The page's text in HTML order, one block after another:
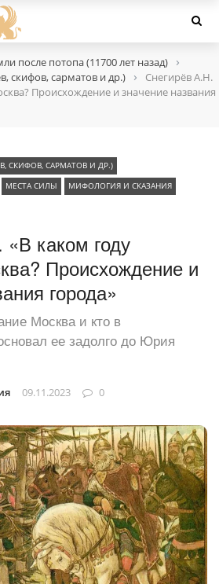
после потопа (11700 лет назад) ›
скифов, сарматов и др.) ›
Снегирёв А.Н.
Происхождение и значение названия
СКИФОВ, САРМАТОВ И ДР.)
МЕСТА СИЛЫ
МИФОЛОГИЯ И СКАЗАНИЯ
каком году
Происхождение и
города»
Москва и кто в
ее задолго до Юрия
09.11.2023 0